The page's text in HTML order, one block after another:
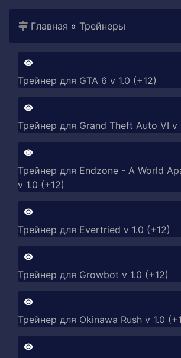
Главная » Трейнеры
Трейнер для GTA 6 v 1.0 (+12)
Трейнер для Grand Theft Auto VI v
Трейнер для Endzone - A World
v 1.0 (+12)
Трейнер для Evertried v 1.0 (+12)
Трейнер для Growbot v 1.0 (+12)
Трейнер для Okinawa Rush v 1.0